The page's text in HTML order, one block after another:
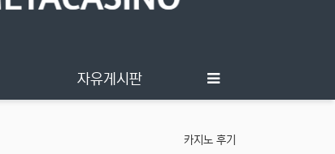
자유게시판
카지노 후기